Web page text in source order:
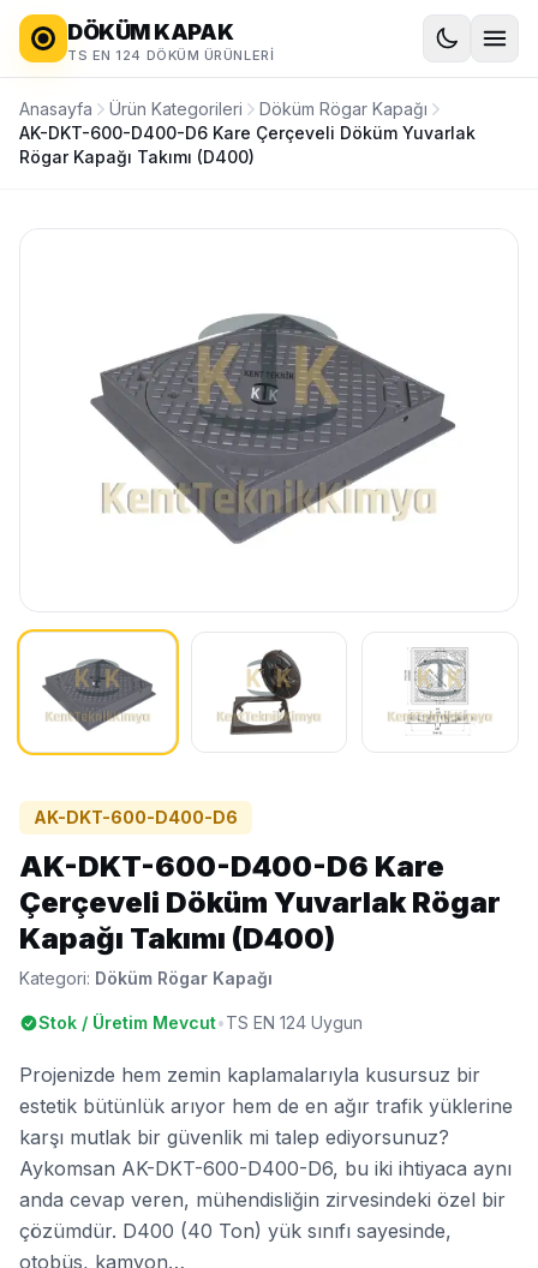
DÖKÜM KAPAK
TS EN 124 DÖKÜM ÜRÜNLERI
Anasayfa Ürün Kategorileri
Döküm Rögar Kapağı
AK-DKT-600-D400-D6 Kare Çerçeveli Döküm Yuvarlak
Rögar Kapağı Takımı (D400)
AK-DKT-600-D400-D6
AK-DKT-600-D400-D6 Kare
Çerçeveli Döküm Yuvarlak Rögar
Kapağı Takımı (D400)
Kategori: Döküm Rögar Kapağı
Stok / Üretim Mevcut•TS EN 124 Uygun
Projenizde hem zemin kaplamalarıyla kusursuz bir
estetik bütünlük arıyor hem de en ağır trafik yüklerine
karşı mutlak bir güvenlik mi talep ediyorsunuz?
Aykomsan AK-DKT-600-D400-D6, bu iki ihtiyaca aynı
anda cevap veren, mühendisliğin zirvesindeki özel bir
çözümdür. D400 (40 Ton) yük sınıfı sayesinde,
otobüs, kamyon…